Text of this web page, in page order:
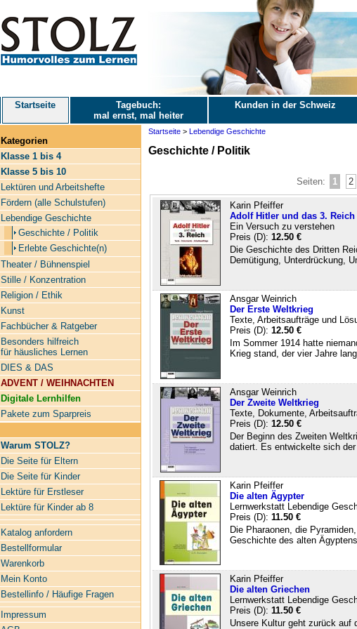
Startseite
Tagebuch:
mal ernst, mal heiter
Kunden in der Schweiz
Kategorien
Klasse 1 bis 4
Klasse 5 bis 10
Lektüren und Arbeitshefte
Fördern (alle Schulstufen)
Lebendige Geschichte
Geschichte / Politik
Erlebte Geschichte(n)
Theater / Bühnenspiel
Stille / Konzentration
Religion / Ethik
Kunst
Fachbücher & Ratgeber
Besonders hilfreich
für häusliches Lernen
DIES & DAS
ADVENT / WEIHNACHTEN
Digitale Lernhilfen
Pakete zum Sparpreis
Warum STOLZ?
Die Seite für Eltern
Die Seite für Kinder
Lektüre für Erstleser
Lektüre für Kinder ab 8
Katalog anfordern
Bestellformular
Warenkorb
Mein Konto
Bestellinfo / Häufige Fragen
Impressum
Startseite> Lebendige Geschichte
Geschichte / Politik
Seiten: 1 2
Karin Pfeiffer
Adolf Hitler und das 3. Reich
Ein Versuch zu verstehen
Preis (D): 12.50 €
Die Geschichte des Dritten
Demütigung, Unterdrückung,
Ansgar Weinrich
Der Erste Weltkrieg
Texte, Arbeitsaufträge und
Preis (D): 12.50 €
Im Sommer 1914 hatte
Krieg stand, der vier Jahre
Ansgar Weinrich
Der Zweite Weltkrieg
Texte, Dokumente,
Preis (D): 12.50 €
Der Beginn des Zweiten
datiert. Es entwickelte sich
Karin Pfeiffer
Die alten Ägypter
Lernwerkstatt Lebendige
Preis (D): 11.50 €
Die Pharaonen, die
Geschichte des alten
Karin Pfeiffer
Die alten Griechen
Lernwerkstatt Lebendige
Preis (D): 11.50 €
Unsere Kultur geht zurück auf